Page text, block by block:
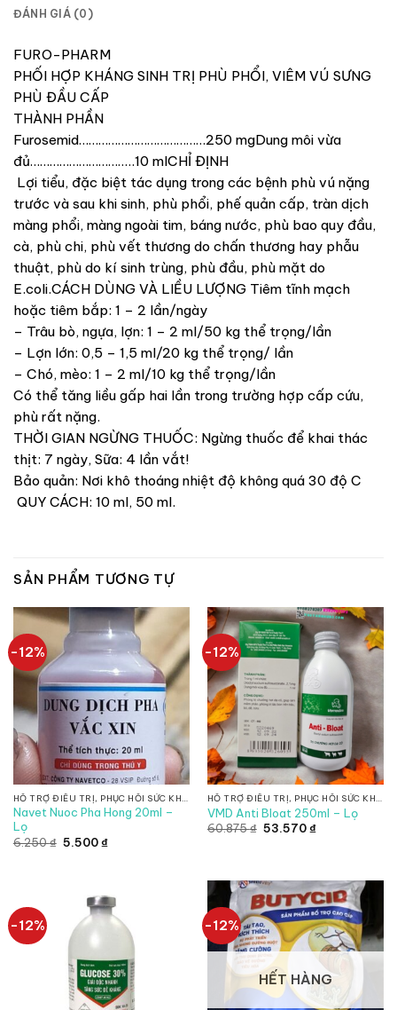
ĐÁNH GIÁ (0)
FURO-PHARM
PHỐI HỢP KHÁNG SINH TRỊ PHÙ PHỔI, VIÊM VÚ SƯNG
PHÙ ĐẦU CẤP
THÀNH PHẦN
Furosemid…………………………………250 mgDung môi vừa
đủ…………………………..10 mlCHỈ ĐỊNH
Lợi tiểu, đặc biệt tác dụng trong các bệnh phù vú nặng
trước và sau khi sinh, phù phổi, phế quản cấp, tràn dịch
màng phổi, màng ngoài tim, báng nước, phù bao quy đầu,
cà, phù chi, phù vết thương do chấn thương hay phẫu
thuật, phù do kí sinh trùng, phù đầu, phù mặt do
E.coli.CÁCH DÙNG VÀ LIỀU LƯỢNG Tiêm tĩnh mạch
hoặc tiêm bắp: 1 – 2 lần/ngày
– Trâu bò, ngựa, lợn: 1 – 2 ml/50 kg thể trọng/lần
– Lợn lớn: 0,5 – 1,5 ml/20 kg thể trọng/ lần
– Chó, mèo: 1 – 2 ml/10 kg thể trọng/lần
Có thể tăng liều gấp hai lần trong trường hợp cấp cứu,
phù rất nặng.
THỜI GIAN NGỪNG THUỐC: Ngừng thuốc để khai thác
thịt: 7 ngày, Sữa: 4 lần vắt!
Bảo quản: Nơi khô thoáng nhiệt độ không quá 30 độ C
QUY CÁCH: 10 ml, 50 ml.
SẢN PHẨM TƯƠNG TỰ
-12%
HỖ TRỢ ĐIỀU TRỊ, PHỤC HỒI SỨC KHỎE, CHỐNG SUY NHƯỢC
Navet Nuoc Pha Hong 20ml –
Lọ
6.250₫ Giá
5.500₫Giá
-12%
HỖ TRỢ ĐIỀU TRỊ, PHỤC HỒI SỨC KHỎE, CHỐNG SUY NHƯỢC
VMD Anti Bloat 250ml – Lọ
60.875₫ Giá
53.570₫Giá
-12% -12%
HẾT HÀNG